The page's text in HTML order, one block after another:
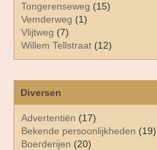
Diversen
Advertentiën (17)
Bekende persoonlijkheden (19)
Boerderijen (20)
Tongerenseweg (15)
Vemderweg (1)
Vlijtweg (7)
Willem Tellstraat (12)